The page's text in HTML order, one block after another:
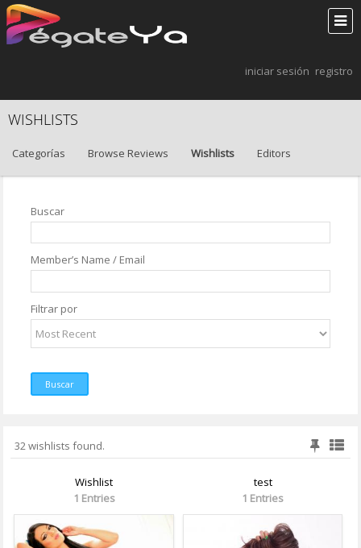
iniciar sesión registro
WISHLISTS
Categorías Browse Reviews Wishlists Editors
Buscar
Member’s Name / Email
Filtrar por
Buscar
32 wishlists found.
Wishlist
1 Entries
test
1 Entries